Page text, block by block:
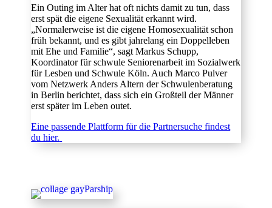
Ein Outing im Alter hat oft nichts damit zu tun, dass
erst spät die eigene Sexualität erkannt wird.
„Normalerweise ist die eigene Homosexualität schon
früh bekannt, und es gibt jahrelang ein Doppelleben
mit Ehe und Familie“, sagt Markus Schupp,
Koordinator für schwule Seniorenarbeit im Sozialwerk
für Lesben und Schwule Köln. Auch Marco Pulver
vom Netzwerk Anders Altern der Schwulenberatung
in Berlin berichtet, dass sich ein Großteil der Männer
erst später im Leben outet.
Eine passende Plattform für die Partnersuche findest
du hier.